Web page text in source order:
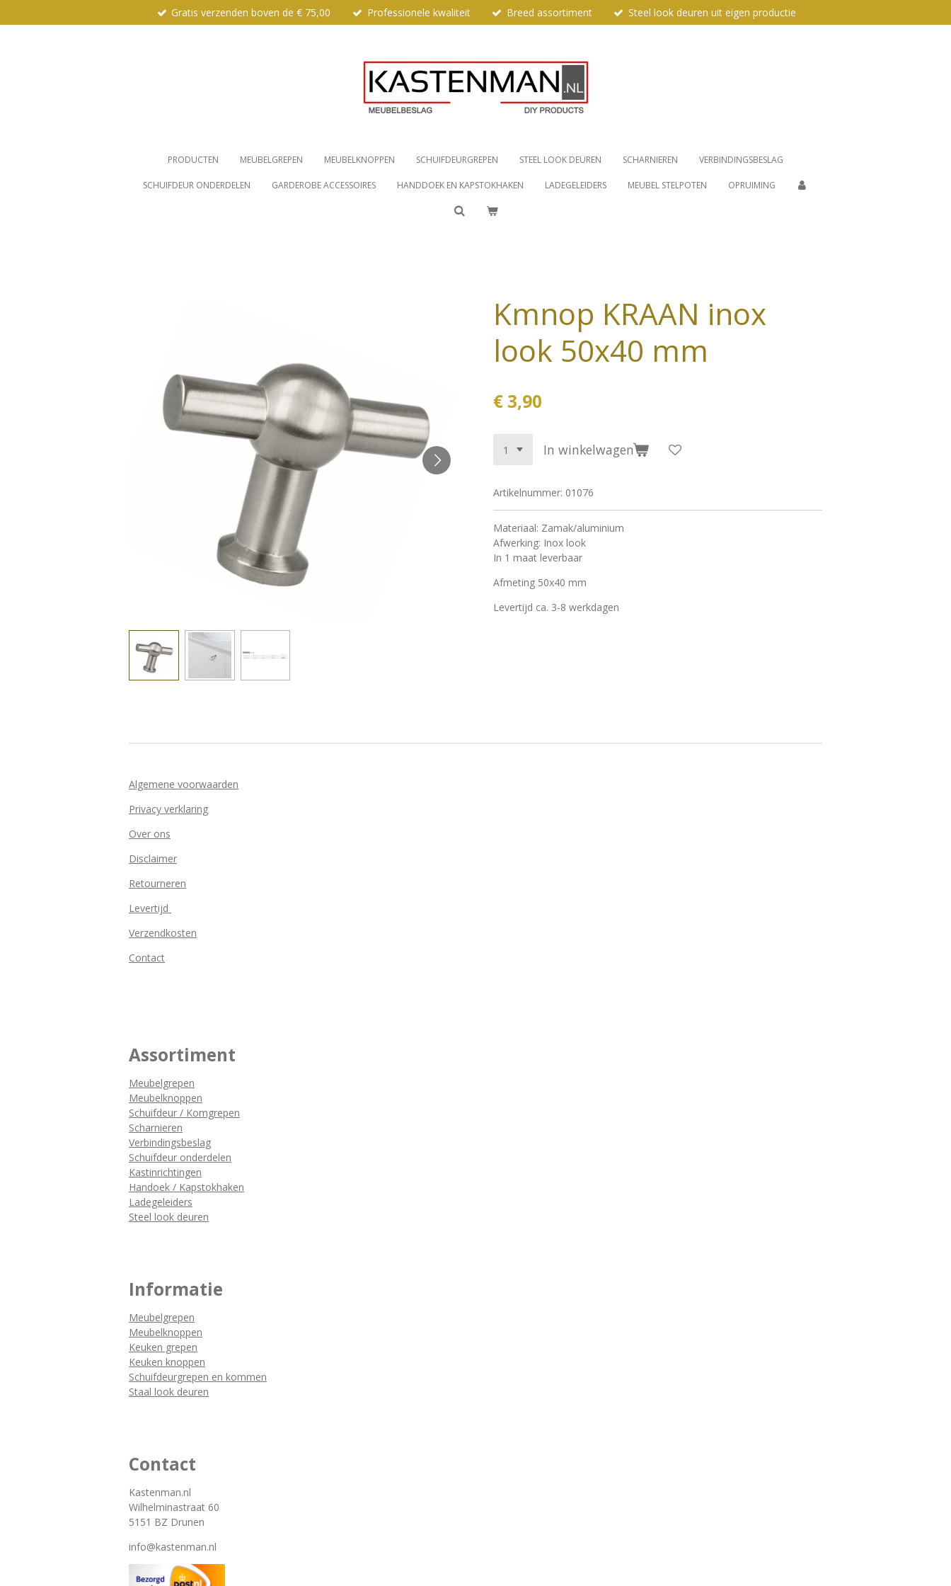
direct
Gratis verzenden boven de € 75,00 Professionele kwaliteit Breed assortiment Steel look deuren uit eigen productie
PRODUCTEN MEUBELGREPEN MEUBELKNOPPEN SCHUIFDEURGREPEN STEEL LOOK DEUREN SCHARNIEREN VERBINDINGSBESLAG
SCHUIFDEUR ONDERDELEN GARDEROBE ACCESSOIRES HANDDOEK EN KAPSTOKHAKEN LADEGELEIDERS MEUBEL STELPOTEN OPRUIMING
Kmnop KRAAN inox
look 50x40 mm
€ 3,90
In winkelwagen
Artikelnummer: 01076
Materiaal: Zamak/aluminium
Afwerking: Inox look
In 1 maat leverbaar
Afmeting 50x40 mm
Levertijd ca. 3-8 werkdagen
Algemene voorwaarden
Privacy verklaring
Over ons
Disclaimer
Retourneren
Levertijd
Verzendkosten
Contact
Assortiment
Meubelgrepen
Meubelknoppen
Schuifdeur / Komgrepen
Scharnieren
Verbindingsbeslag
Schuifdeur onderdelen
Kastinrichtingen
Handoek / Kapstokhaken
Ladegeleiders
Steel look deuren
Informatie
Meubelgrepen
Meubelknoppen
Keuken grepen
Keuken knoppen
Schuifdeurgrepen en kommen
Staal look deuren
Contact
Kastenman.nl
Wilhelminastraat 60
5151 BZ Drunen
info@kastenman.nl